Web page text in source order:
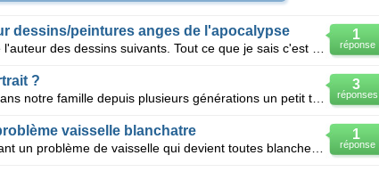
1
réponse
dessins/peintures anges de l'apocalypse
3
réponses
?
Nous possédons dans notre famille depuis plusieurs générations un petit tableau représentant une jeu
1
réponse
vaisselle blanchatre
Bonjour a tous, ayant un problème de vaisselle qui devient toutes blanches après un lavage, j ai ch